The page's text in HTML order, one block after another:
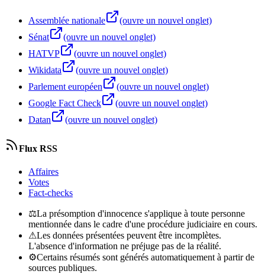
Assemblée nationale
(ouvre un nouvel onglet)
Sénat
(ouvre un nouvel onglet)
HATVP
(ouvre un nouvel onglet)
Wikidata
(ouvre un nouvel onglet)
Parlement européen
(ouvre un nouvel onglet)
Google Fact Check
(ouvre un nouvel onglet)
Datan
(ouvre un nouvel onglet)
Flux RSS
Affaires
Votes
Fact-checks
⚖La présomption d'innocence s'applique à toute personne
mentionnée dans le cadre d'une procédure judiciaire en cours.
⚠Les données présentées peuvent être incomplètes.
L'absence d'information ne préjuge pas de la réalité.
⚙Certains résumés sont générés automatiquement à partir de
sources publiques.